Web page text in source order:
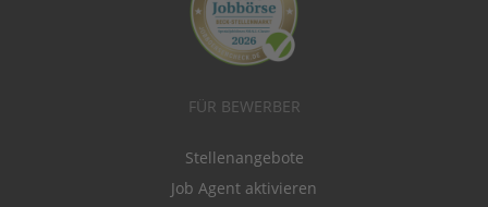
FÜR BEWERBER
Stellenangebote
Job Agent aktivieren